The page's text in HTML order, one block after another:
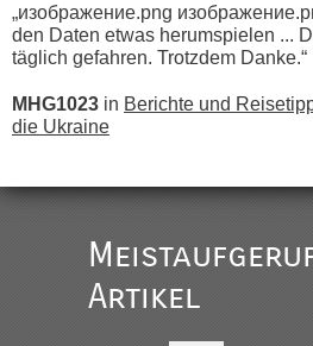
„изображение.png
den Daten etwas herumspielen ...
täglich gefahren. Trotzdem Danke.“
MHG1023 in Berichte und
die Ukraine
Ist korrekt, aber ich finde man hätte
darauf hinweisen können.
War aber nicht "böse" gemeint ...
Artikel